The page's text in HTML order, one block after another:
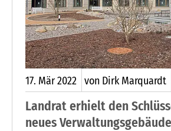
Stelle noch besser werden“,
ein. Doch für ihn ist schon klar,
Drogenpräventionszug muss
Schleswig-Holstein kommen.
17. Mär2022 von Dirk Marquardt
Landrat erhielt den
neues Verwaltungsgebäude